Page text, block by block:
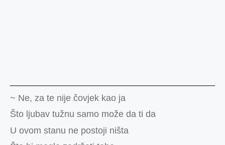
~ Ne, za te nije čovjek kao ja
Što ljubav tužnu samo može da ti da
U ovom stanu ne postoji ništa